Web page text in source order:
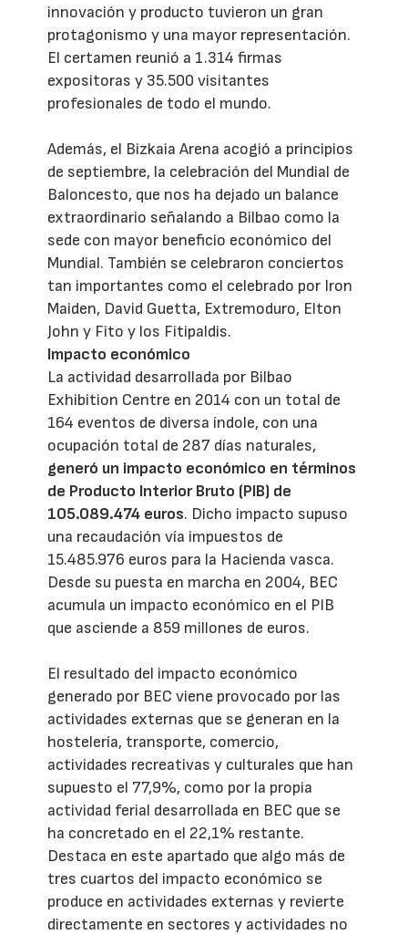
innovación y producto tuvieron un gran
protagonismo y una mayor representación.
El certamen reunió a 1.314 firmas
expositoras y 35.500 visitantes
profesionales de todo el mundo.
Además, el Bizkaia Arena acogió a principios
de septiembre, la celebración del Mundial de
Baloncesto, que nos ha dejado un balance
extraordinario señalando a Bilbao como la
sede con mayor beneficio económico del
Mundial. También se celebraron conciertos
tan importantes como el celebrado por Iron
Maiden, David Guetta, Extremoduro, Elton
John y Fito y los Fitipaldis.
Impacto económico
La actividad desarrollada por Bilbao
Exhibition Centre en 2014 con un total de
164 eventos de diversa índole, con una
ocupación total de 287 días naturales,
generó un impacto económico en términos
de Producto Interior Bruto (PIB) de
105.089.474 euros. Dicho impacto supuso
una recaudación vía impuestos de
15.485.976 euros para la Hacienda vasca.
Desde su puesta en marcha en 2004, BEC
acumula un impacto económico en el PIB
que asciende a 859 millones de euros.
El resultado del impacto económico
generado por BEC viene provocado por las
actividades externas que se generan en la
hostelería, transporte, comercio,
actividades recreativas y culturales que han
supuesto el 77,9%, como por la propia
actividad ferial desarrollada en BEC que se
ha concretado en el 22,1% restante.
Destaca en este apartado que algo más de
tres cuartos del impacto económico se
produce en actividades externas y revierte
directamente en sectores y actividades no